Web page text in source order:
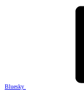
Bluesky